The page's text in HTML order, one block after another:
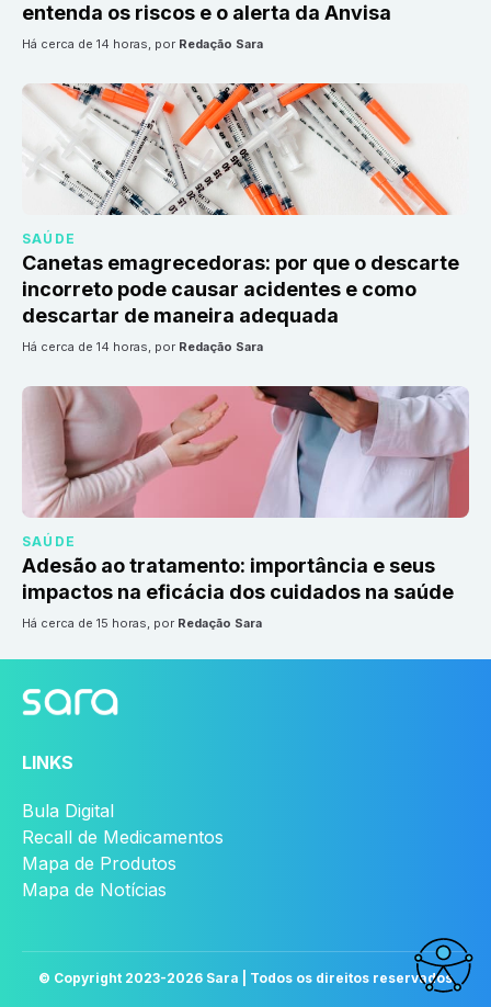
entenda os riscos e o alerta da Anvisa
há cerca de 14 horas, por Redação Sara
SAÚDE
Canetas emagrecedoras: por que o descarte
incorreto pode causar acidentes e como
descartar de maneira adequada
há cerca de 14 horas, por Redação Sara
SAÚDE
Adesão ao tratamento: importância e seus
impactos na eficácia dos cuidados na saúde
há cerca de 15 horas, por Redação Sara
LINKS
Bula Digital
Recall de Medicamentos
Mapa de Produtos
Mapa de Notícias
© Copyright 2023-2026 Sara | Todos os direitos reservados